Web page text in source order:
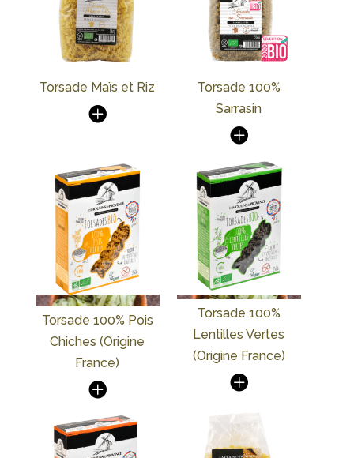
Torsade Maïs et Riz
Torsade 100%
Sarrasin
Torsade 100% Pois
Chiches (Origine
France)
Torsade 100%
Lentilles Vertes
(Origine France)